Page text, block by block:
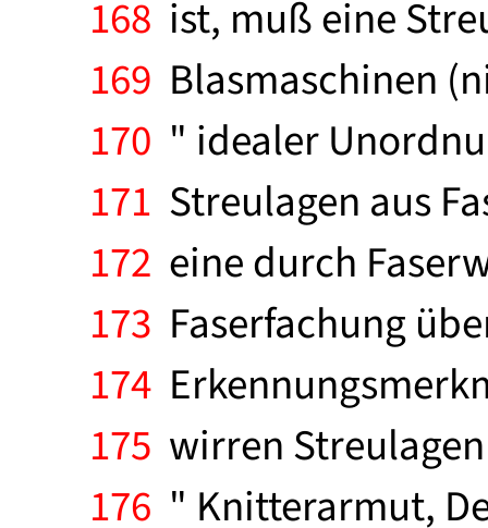
168 ist, muß eine
169 Blasmaschinen
170 " idealer
171 Streulagen aus
172 eine durch
173 Faserfachung
174
175 wirren
176 " Knitterarmut,